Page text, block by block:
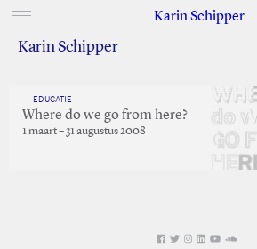
Karin Schipper
Karin Schipper
EDUCATIE
Where do we go from here?
1 maart – 31 augustus 2008